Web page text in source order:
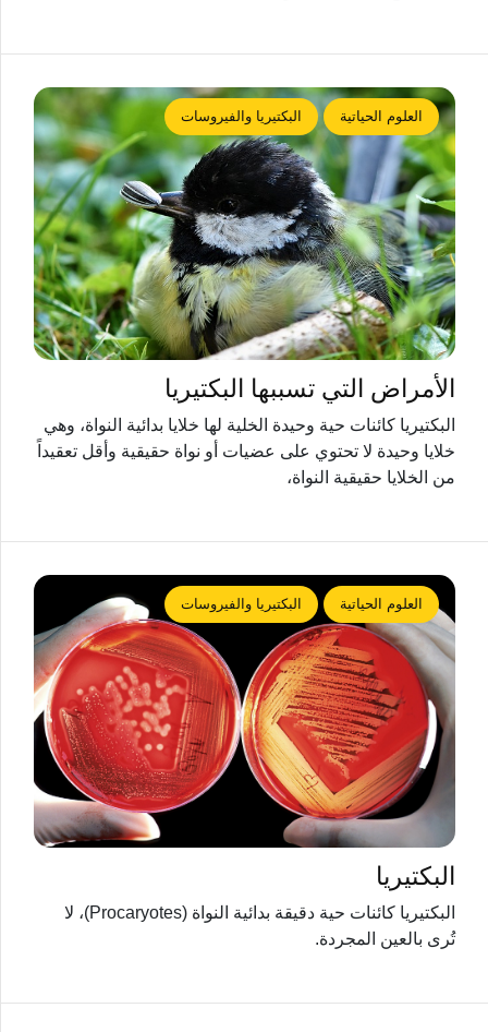
العلوم الحياتية البكتيريا والفيروسات
الأمراض التي تسببها البكتيريا
البكتيريا كائنات حية وحيدة الخلية لها خلايا بدائية النواة، وهي
خلايا وحيدة لا تحتوي على عضيات أو نواة حقيقية وأقل تعقيداً
من الخلايا حقيقية النواة،
العلوم الحياتية البكتيريا والفيروسات
البكتيريا
البكتيريا كائنات حية دقيقة بدائية النواة (Procaryotes)، لا
تُرى بالعين المجردة.